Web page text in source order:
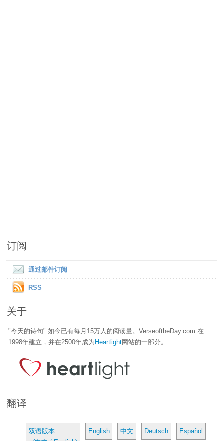
订阅
通过邮件订阅
RSS
关于
"今天的诗句" 如今已有每月15万人的阅读量。VerseoftheDay.com 在
1998年建立，并在2500年成为 Heartlight网站的一部分。
翻译
双语版本:
English 中文 Deutsch Español